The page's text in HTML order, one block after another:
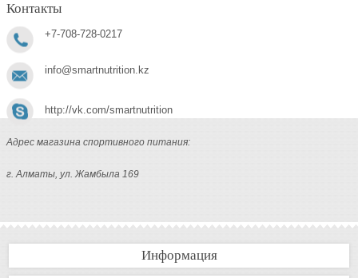
Контакты
+7-708-728-0217
info@smartnutrition.kz
http://vk.com/smartnutrition
Адрес магазина спортивного питания:
г. Алматы, ул. Жамбыла 169
Информация